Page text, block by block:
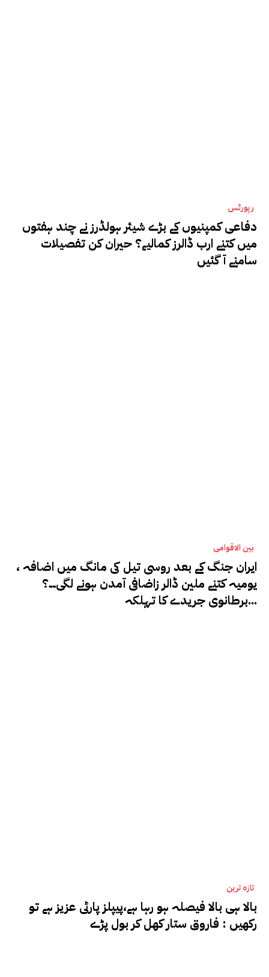
رپورٹس
دفاعی کمپنیوں کے بڑے شیئر ہولڈرز نے چند ہفتوں
میں کتنے ارب ڈالرز کمالیے؟ حیران کن تفصیلات
سامنے آ گئیں
بین الاقوامی
ایران جنگ کے بعد روسی تیل کی مانگ میں اضافہ ،
یومیہ کتنے ملین ڈالر زاضافی آمدن ہونے لگی۔۔؟
برطانوی جریدے کا تہلکہ...
تازہ ترین
بالا ہی بالا فیصلہ ہو رہا ہے،پیپلز پارٹی عزیز ہے تو
رکھیں : فاروق ستار کھل کر بول پڑے